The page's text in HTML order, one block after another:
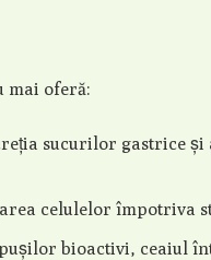
mai oferă:
sucurilor gastrice
celulelor împotriva
bioactivi, ceaiul